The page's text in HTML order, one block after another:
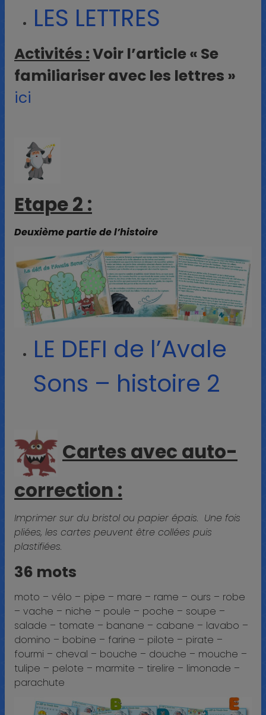
LES LETTRES
Activités :Voir l’article « Se
familiariser avec les lettres »
ici
Etape 2 :
Deuxième partie de l’histoire
LE DEFI de l’Avale
Sons – histoire 2
Cartes avec auto-
correction :
Imprimer sur du bristol ou papier épais. Une fois
pliées, les cartes peuvent être collées puis
plastifiées.
36 mots
moto – vélo – pipe – mare – rame – ours – robe
– vache – niche – poule – poche – soupe –
salade – tomate – banane – cabane – lavabo –
domino – bobine – farine – pilote – pirate –
fourmi – cheval – bouche – douche – mouche –
tulipe – pelote – marmite – tirelire – limonade –
parachute